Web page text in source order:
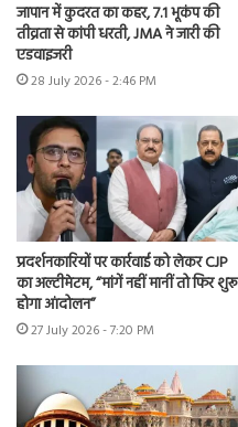
जापान में कुदरत का कहर, 7.1 भूकंप की
तीव्रता से कांपी धरती, JMA ने जारी की
एडवाइजरी
28 July 2026 - 2:46 PM
प्रदर्शनकारियों पर कार्रवाई को लेकर CJP
का अल्टीमेटम, “मांगें नहीं मानीं तो फिर शुरू
होगा आंदोलन”
27 July 2026 - 7:20 PM